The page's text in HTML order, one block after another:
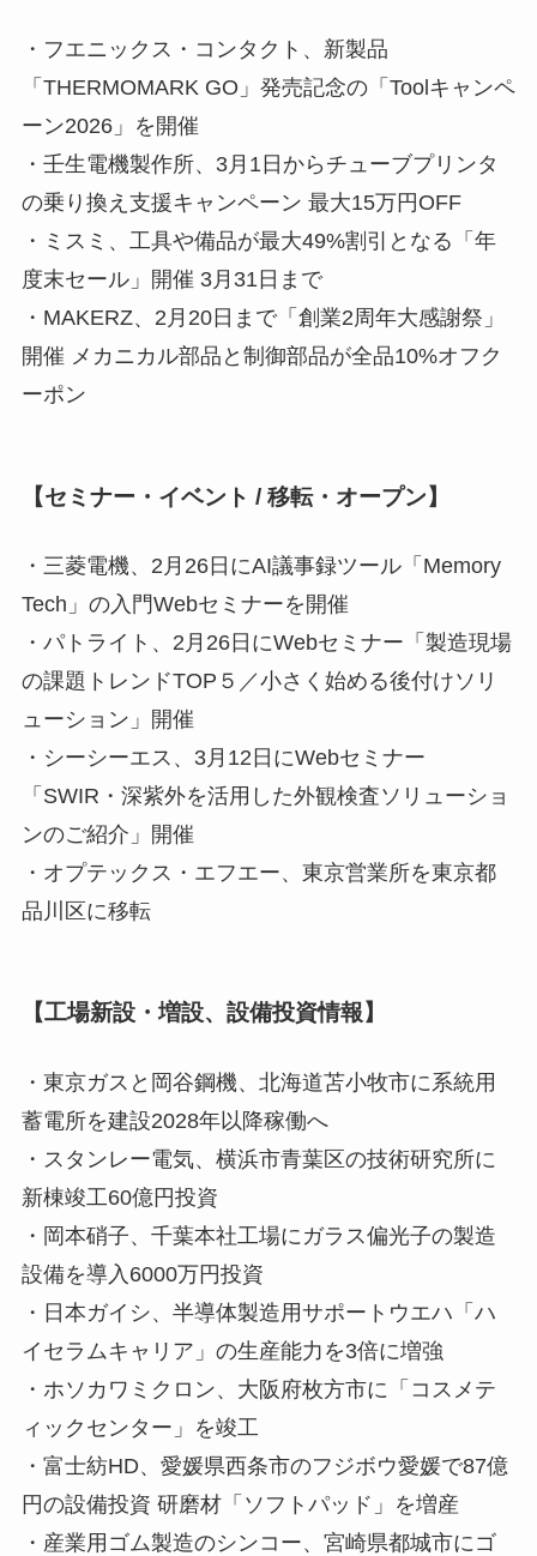
・フエニックス・コンタクト、新製品
「THERMOMARK GO」発売記念の「Toolキャンペ
ーン2026」を開催
・壬生電機製作所、3月1日からチューブプリンタ
の乗り換え支援キャンペーン 最大15万円OFF
・ミスミ、工具や備品が最大49%割引となる「年
度末セール」開催 3月31日まで
・MAKERZ、2月20日まで「創業2周年大感謝祭」
開催 メカニカル部品と制御部品が全品10%オフク
ーポン
【セミナー・イベント / 移転・オープン】
・三菱電機、2月26日にAI議事録ツール「Memory
Tech」の入門Webセミナーを開催
・パトライト、2月26日にWebセミナー「製造現場
の課題トレンドTOP５／小さく始める後付けソリ
ューション」開催
・シーシーエス、3月12日にWebセミナー
「SWIR・深紫外を活用した外観検査ソリューショ
ンのご紹介」開催
・オプテックス・エフエー、東京営業所を東京都
品川区に移転
【工場新設・増設、設備投資情報】
・東京ガスと岡谷鋼機、北海道苫小牧市に系統用
蓄電所を建設2028年以降稼働へ
・スタンレー電気、横浜市青葉区の技術研究所に
新棟竣工60億円投資
・岡本硝子、千葉本社工場にガラス偏光子の製造
設備を導入6000万円投資
・日本ガイシ、半導体製造用サポートウエハ「ハ
イセラムキャリア」の生産能力を3倍に増強
・ホソカワミクロン、大阪府枚方市に「コスメテ
ィックセンター」を竣工
・富士紡HD、愛媛県西条市のフジボウ愛媛で87億
円の設備投資 研磨材「ソフトパッド」を増産
・産業用ゴム製造のシンコー、宮崎県都城市にゴ